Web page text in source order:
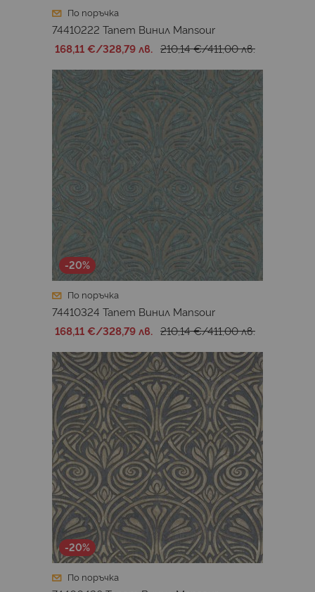
По поръчка
74410222 Тапет Винил Mansour
168,11 €/328,79 лв. 210,14 €/411,00 лв.
-20%
По поръчка
74410324 Тапет Винил Mansour
168,11 €/328,79 лв. 210,14 €/411,00 лв.
-20%
По поръчка